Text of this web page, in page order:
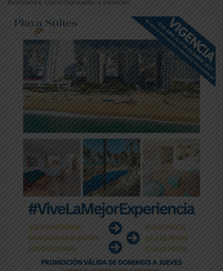
Bermudes, como ha vuelto a suceder.